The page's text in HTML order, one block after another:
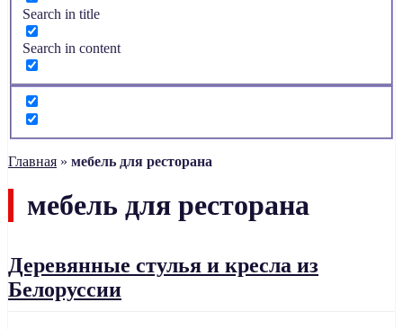
Search in title
Search in content
Главная » мебель для ресторана
мебель для ресторана
Деревянные стулья и кресла из
Белоруссии